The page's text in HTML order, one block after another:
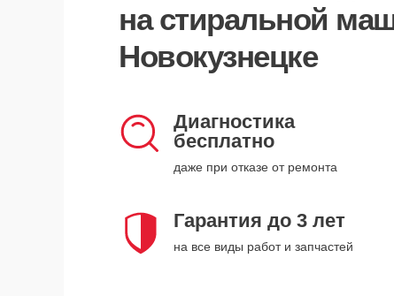
на стиральной
Новокузнецке
Диагностика
бесплатно
даже при отказе от ремонта
Гарантия до 3 лет
на все виды работ и запчастей